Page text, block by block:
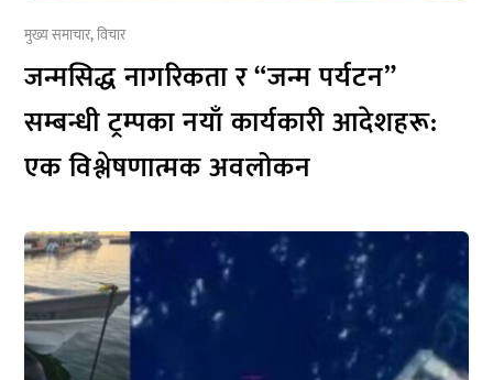
मुख्य समाचार,विचार
जन्मसिद्ध नागरिकता र “जन्म पर्यटन”
सम्बन्धी ट्रम्पका नयाँ कार्यकारी आदेशहरू:
एक विश्लेषणात्मक अवलोकन